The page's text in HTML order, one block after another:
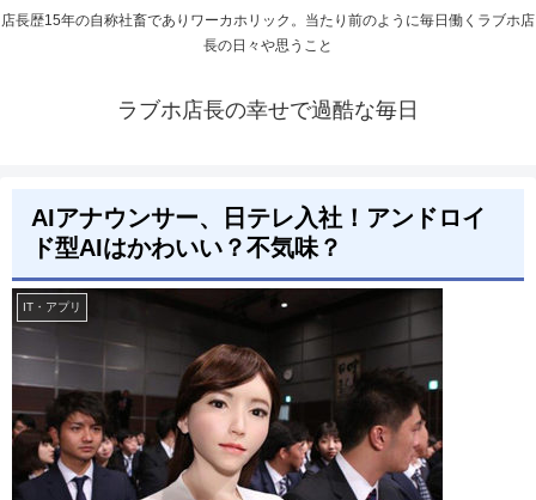
店長歴15年の自称社畜でありワーカホリック。当たり前のように毎日働くラブホ店
長の日々や思うこと
ラブホ店長の幸せで過酷な毎日
AIアナウンサー、日テレ入社！アンドロイ
ド型AIはかわいい？不気味？
IT・アプリ